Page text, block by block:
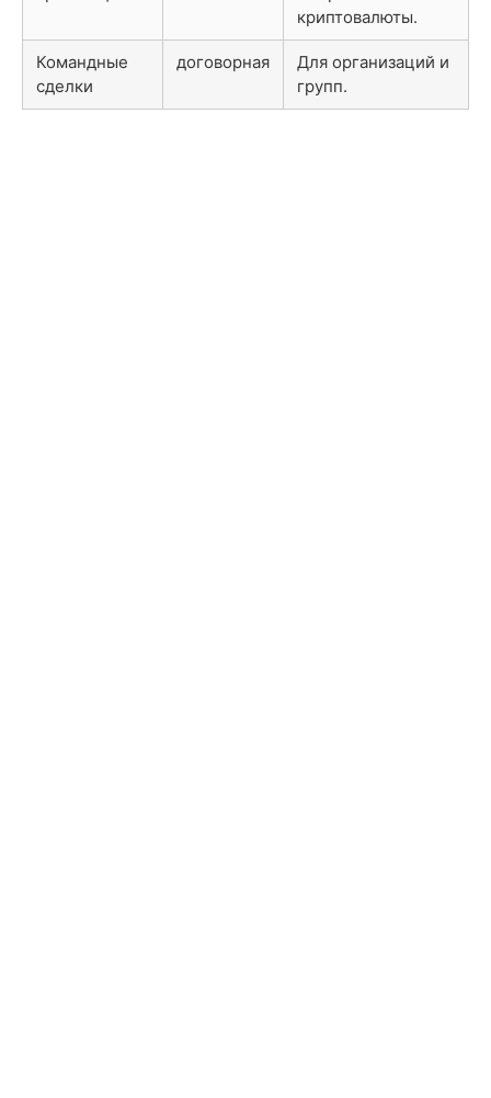
криптовалюты.
Командные
сделки
договорная
Для организаций и
групп.